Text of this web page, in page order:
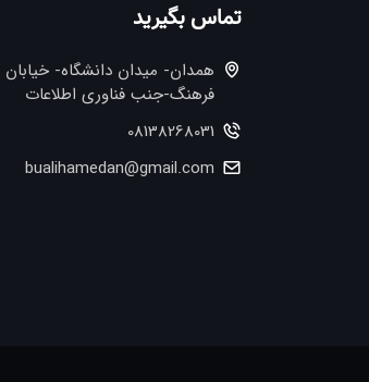
تماس بگیرید
همدان- میدان دانشگاه- خیابان
فرهنگ-جنب فناوری اطلاعات
08138268031
bualihamedan@gmail.com